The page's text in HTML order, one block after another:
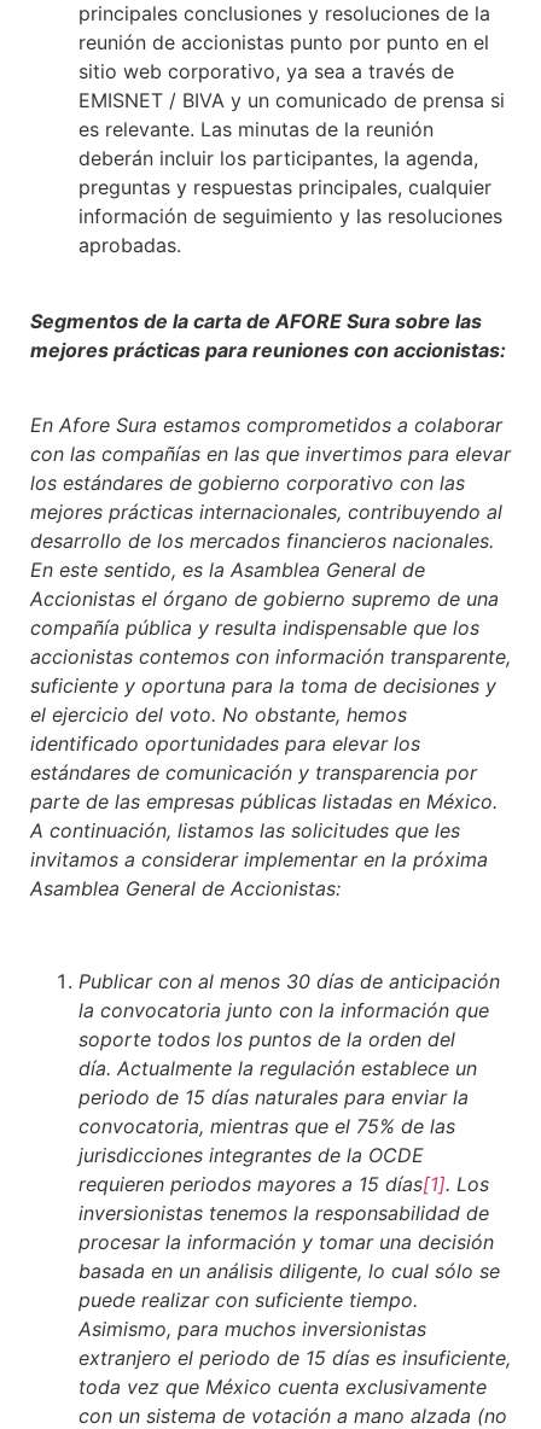
principales conclusiones y resoluciones de la
reunión de accionistas punto por punto en el
sitio web corporativo, ya sea a través de
EMISNET / BIVA y un comunicado de prensa si
es relevante. Las minutas de la reunión
deberán incluir los participantes, la agenda,
preguntas y respuestas principales, cualquier
información de seguimiento y las resoluciones
aprobadas.
Segmentos de la carta de AFORE Sura sobre las
mejores prácticas para reuniones con accionistas:
En Afore Sura estamos comprometidos a colaborar
con las compañías en las que invertimos para elevar
los estándares de gobierno corporativo con las
mejores prácticas internacionales, contribuyendo al
desarrollo de los mercados financieros nacionales.
En este sentido, es la Asamblea General de
Accionistas el órgano de gobierno supremo de una
compañía pública y resulta indispensable que los
accionistas contemos con información transparente,
suficiente y oportuna para la toma de decisiones y
el ejercicio del voto. No obstante, hemos
identificado oportunidades para elevar los
estándares de comunicación y transparencia por
parte de las empresas públicas listadas en México.
A continuación, listamos las solicitudes que les
invitamos a considerar implementar en la próxima
Asamblea General de Accionistas:
Publicar con al menos 30 días de anticipación
la convocatoria junto con la información que
soporte todos los puntos de la orden del
día. Actualmente la regulación establece un
periodo de 15 días naturales para enviar la
convocatoria, mientras que el 75% de las
jurisdicciones integrantes de la OCDE
requieren periodos mayores a 15 días[1]. Los
inversionistas tenemos la responsabilidad de
procesar la información y tomar una decisión
basada en un análisis diligente, lo cual sólo se
puede realizar con suficiente tiempo.
Asimismo, para muchos inversionistas
extranjero el periodo de 15 días es insuficiente,
toda vez que México cuenta exclusivamente
con un sistema de votación a mano alzada (no